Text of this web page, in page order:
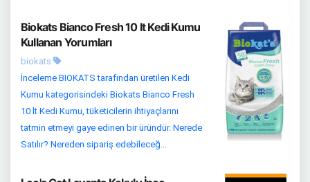
Biokats Bianco Fresh 10 lt Kedi Kumu
Kullanan Yorumları
biokats
İnceleme BIOKATS tarafından üretilen Kedi
Kumu kategorisindeki Biokats Bianco Fresh
10 lt Kedi Kumu, tüketicilerin ihtiyaçlarını
tatmin etmeyi gaye edinen bir üründür. Nerede
Satılır? Nereden sipariş edebileceğ...